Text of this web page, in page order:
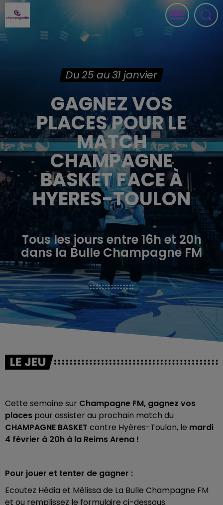
Du 25 au 31 janvier
GAGNEZ VOS
PLACES POUR LE
MATCH
CHAMPAGNE
BASKET FACE À
HYERES-TOULON
Tous les jours entre 16h et 20h
dans la Bulle Champagne FM
LE JEU
Cette semaine sur Champagne FM, gagnez vos
places pour assister au prochain match du
CHAMPAGNE BASKET contre Hyères-Toulon, le mardi
4 février à 20h à la Reims Arena !
Pour jouer et tenter de gagner :
Ecoutez Hédia et Mélissa de La Bulle Champagne FM
et ou remplissez le formulaire ci-dessous.